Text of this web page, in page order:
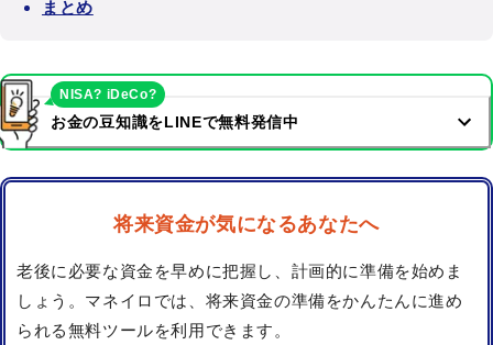
まとめ
お金の豆知識をLINEで無料発信中
NISA? iDeCo?
将来資金が気になるあなたへ
老後に必要な資金を早めに把握し、計画的に準備を始めま
しょう。マネイロでは、将来資金の準備をかんたんに進め
られる無料ツールを利用できます。